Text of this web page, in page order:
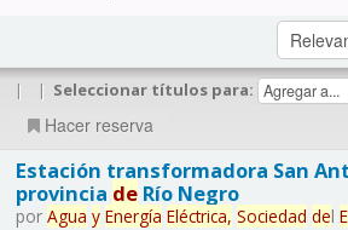
| | Seleccionar títulos para:
Hacer reserva
Estación transformadora San
provincia deRío Negro
por Agua y Energía Eléctrica, Sociedad del